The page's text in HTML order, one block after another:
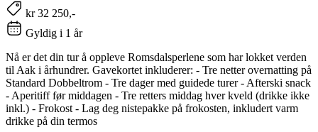
kr 32 250,-
Gyldig i 1 år
Nå er det din tur å oppleve Romsdalsperlene som har lokket verden
til Aak i århundrer. Gavekortet inkluderer: - Tre netter overnatting på
Standard Dobbeltrom - Tre dager med guidede turer - Afterski snack
- Aperitiff før middagen - Tre retters middag hver kveld (drikke ikke
inkl.) - Frokost - Lag deg nistepakke på frokosten, inkludert varm
drikke på din termos